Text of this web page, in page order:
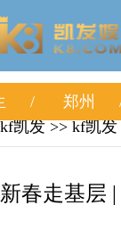
郑州
kf凯发 >> kf凯发
新春走基层